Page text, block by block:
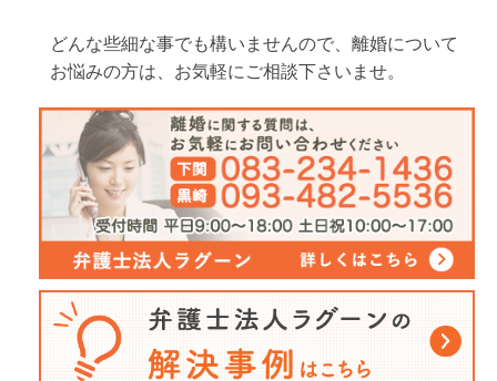
どんな些細な事でも構いませんので、離婚について
お悩みの方は、お気軽にご相談下さいませ。